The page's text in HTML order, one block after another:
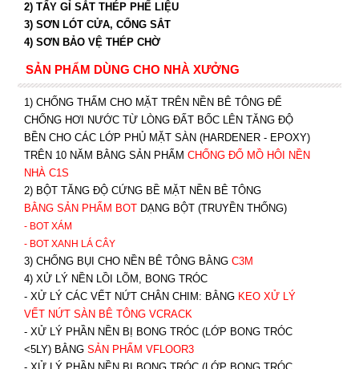
2) TẨY GỈ SẮT THÉP PHẾ LIỆU
3) SƠN LÓT CỬA, CỔNG SẮT
4) SƠN BẢO VỆ THÉP CHỜ
SẢN PHẨM DÙNG CHO NHÀ XƯỞNG
1) CHỐNG THẤM CHO MẶT TRÊN NỀN BÊ TÔNG ĐỂ
CHỐNG HƠI NƯỚC TỪ LÒNG ĐẤT BỐC LÊN TĂNG ĐỘ
BỀN CHO CÁC LỚP PHỦ MẶT SÀN (HARDENER - EPOXY)
TRÊN 10 NĂM BẰNG SẢN PHẨM CHỐNG ĐỔ MỒ HÔI NỀN
NHÀ C1S
2) BỘT TĂNG ĐỘ CỨNG BỀ MẶT NỀN BÊ TÔNG
BẰNG SẢN PHẨM BOTDẠNG BỘT (TRUYỀN THỐNG)
- BOT XÁM
- BOT XANH LÁ CÂY
3) CHỐNG BỤI CHO NỀN BÊ TÔNG BẰNG C3M
4) XỬ LÝ NỀN LỒI LÕM, BONG TRÓC
- XỬ LÝ CÁC VẾT NỨT CHÂN CHIM: BẰNG KEO XỬ LÝ
VẾT NỨT SÀN BÊ TÔNG VCRACK
- XỬ LÝ PHẦN NỀN BỊ BONG TRÓC (LỚP BONG TRÓC
<5LY) BẰNG SẢN PHẨM VFLOOR3